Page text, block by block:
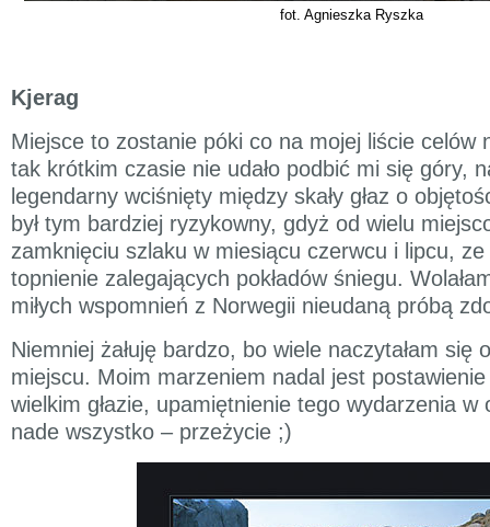
fot. Agnieszka Ryszka
Kjerag
Miejsce to zostanie póki co na mojej liście celów
tak krótkim czasie nie udało podbić mi się góry,
legendarny wciśnięty między skały głaz o
był tym bardziej ryzykowny, gdyż od wielu
zamknięciu szlaku w miesiącu czerwcu i lipcu,
topnienie zalegających pokładów śniegu.
miłych wspomnień z Norwegii nieudaną próbą
Niemniej żałuję bardzo, bo wiele naczytałam się
miejscu. Moim marzeniem nadal jest
wielkim głazie, upamiętnienie tego wydarzenia
nade wszystko – przeżycie ;)